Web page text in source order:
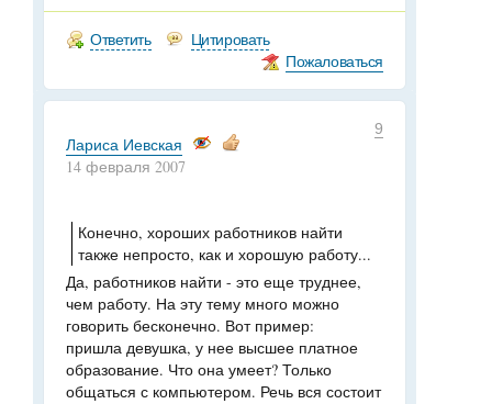
Ответить
Цитировать
Пожаловаться
9
Лариса Иевская
14 февраля 2007
Конечно, хороших работников найти
также непросто, как и хорошую работу...
Да, работников найти - это еще труднее,
чем работу. На эту тему много можно
говорить бесконечно. Вот пример:
пришла девушка, у нее высшее платное
образование. Что она умеет? Только
общаться с компьютером. Речь вся состоит